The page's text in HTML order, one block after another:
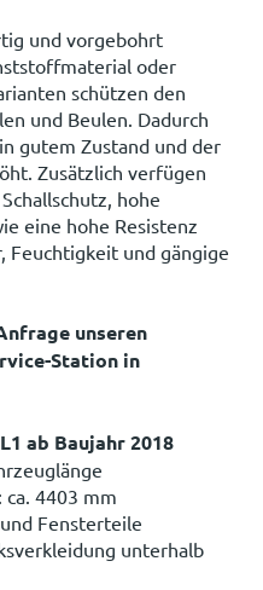
und vorgebohrt
oder
schützen den
und Beulen. Dadurch
gutem Zustand und der
Zusätzlich verfügen
hohe
eine hohe Resistenz
Feuchtigkeit und gängige
unseren
Station in
ab Baujahr 2018
ca. 4403 mm
Fensterteile
unterhalb